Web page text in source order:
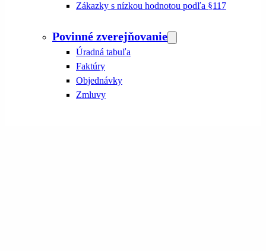
Zákazky s nízkou hodnotou podľa §117
Povinné zverejňovanie
Úradná tabuľa
Faktúry
Objednávky
Zmluvy